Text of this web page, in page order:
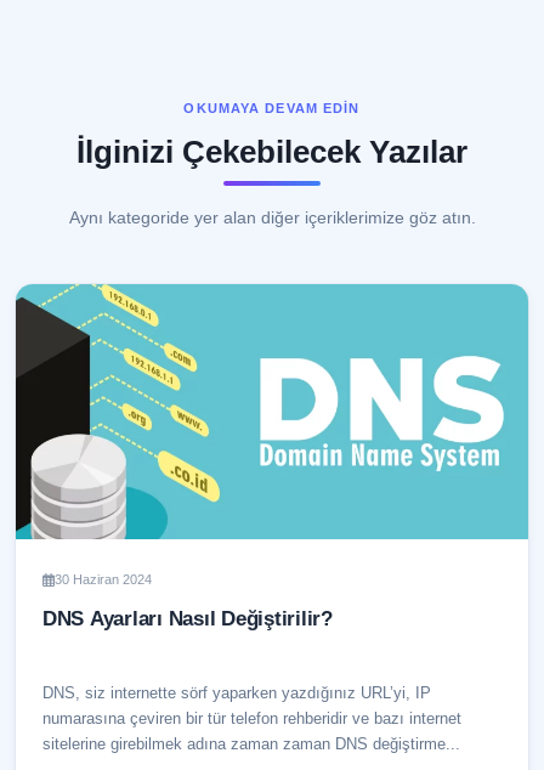
OKUMAYA DEVAM EDIN
İlginizi Çekebilecek Yazılar
Aynı kategoride yer alan diğer içeriklerimize göz atın.
30 Haziran 2024
DNS Ayarları Nasıl Değiştirilir?
DNS, siz internette sörf yaparken yazdığınız URL’yi, IP
numarasına çeviren bir tür telefon rehberidir ve bazı internet
sitelerine girebilmek adına zaman zaman DNS değiştirme...